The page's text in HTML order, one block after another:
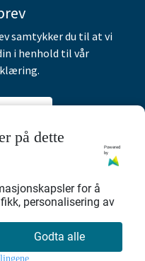
på dette
Powered
by
for å
personalisering av
Godta alle
samtykker du til at vi
i henhold til vår